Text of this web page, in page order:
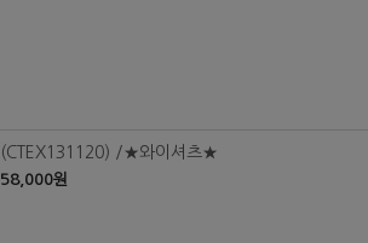
(CTEX131120) /★와이셔츠★
58,000원